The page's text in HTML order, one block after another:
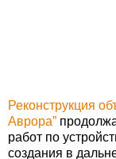
Реконструкция
Аврора”
работ по
создания в